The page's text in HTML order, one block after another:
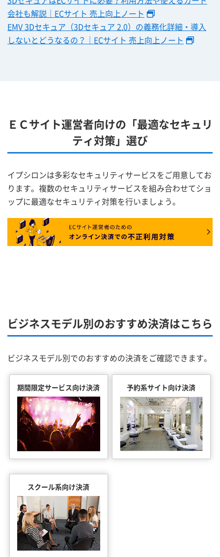
会社も解説｜ECサイト 売上向上ノート
EMV 3Dセキュア（3Dセキュア 2.0）の義務化詳細・導入
しないとどうなるの？｜ECサイト 売上向上ノート
ＥＣサイト運営者向けの「最適なセキュリ
ティ対策」選び
イプシロンは多彩なセキュリティサービスをご用意してお
ります。複数のセキュリティサービスを組み合わせてショ
ップに最適なセキュリティ対策を行いましょう。
ビジネスモデル別のおすすめ決済はこちら
ビジネスモデル別でのおすすめの決済をご確認できます。
期間限定サービス向け決済 予約系サイト向け決済
スクール系向け決済